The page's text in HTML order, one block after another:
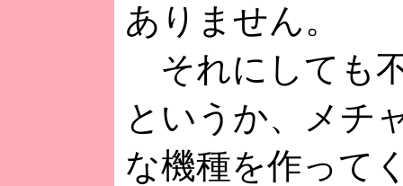
ありません。
それにしても
というか、メチ
な機種を作って